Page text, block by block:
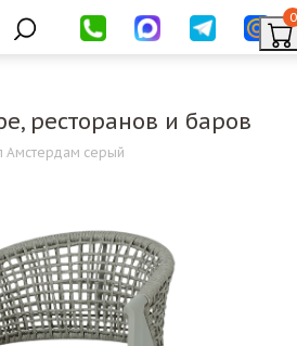
0
ресторанов и баров
Амстердам серый